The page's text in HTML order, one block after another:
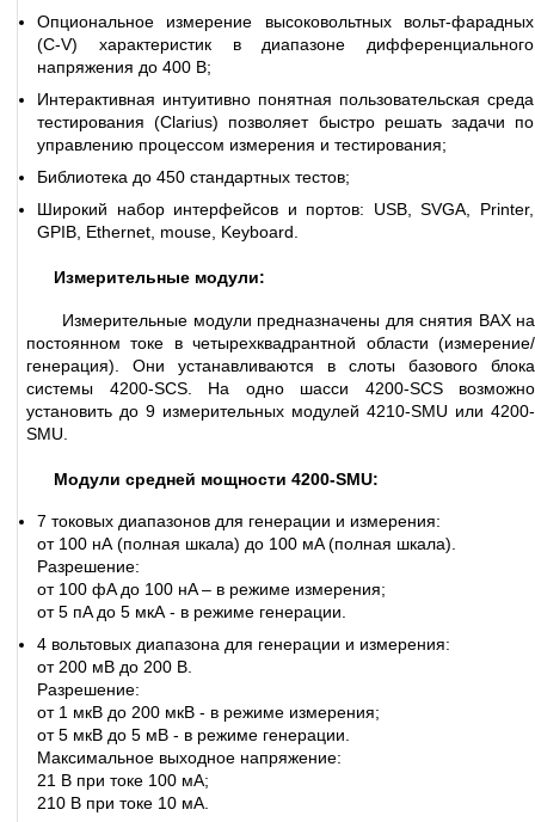
Опциональное измерение высоковольтных вольт-фарадных
(С-V) характеристик в диапазоне дифференциального
напряжения до 400 В;
Интерактивная интуитивно понятная пользовательская среда
тестирования (Clarius) позволяет быстро решать задачи по
управлению процессом измерения и тестирования;
Библиотека до 450 стандартных тестов;
Широкий набор интерфейсов и портов: USB, SVGA, Printer,
GPIB, Ethernet, mouse, Keyboard.
Измерительные модули:
Измерительные модули предназначены для снятия ВАХ на
постоянном токе в четырехквадрантной области (измерение/
генерация). Они устанавливаются в слоты базового блока
системы 4200-SCS. На одно шасси 4200-SCS возможно
установить до 9 измерительных модулей 4210-SMU или 4200-
SMU.
Модули средней мощности 4200-SMU:
7 токовых диапазонов для генерации и измерения:
от 100 нА (полная шкала) до 100 мA (полная шкала).
Разрешение:
от 100 фA до 100 нA – в режиме измерения;
от 5 пA до 5 мкА - в режиме генерации.
4 вольтовых диапазона для генерации и измерения:
от 200 мВ до 200 В.
Разрешение:
от 1 мкВ до 200 мкВ - в режиме измерения;
от 5 мкВ до 5 мВ - в режиме генерации.
Максимальное выходное напряжение:
21 В при токе 100 мА;
210 В при токе 10 мА.